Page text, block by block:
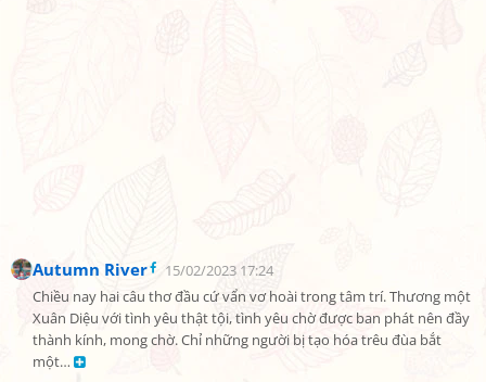
Autumn River
15/02/2023 17:24
Chiều nay hai câu thơ đầu cứ vẩn vơ hoài trong tâm trí. Thương một
Xuân Diệu với tình yêu thật tội, tình yêu chờ được ban phát nên đầy
thành kính, mong chờ. Chỉ những người bị tạo hóa trêu đùa bắt
một…